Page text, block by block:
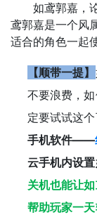
如鸢郭嘉，论
鸢郭嘉是一个风
适合的角色一起
【顺带一提】
不要浪费，
定要试试这
手机软件——
云手机内设
关机也能让
帮助玩家一